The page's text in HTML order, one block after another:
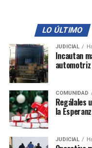
LO ÚLTIMO
JUDICIAL
Incautan
COMUNIDAD
Regálales
la
JUDICIAL